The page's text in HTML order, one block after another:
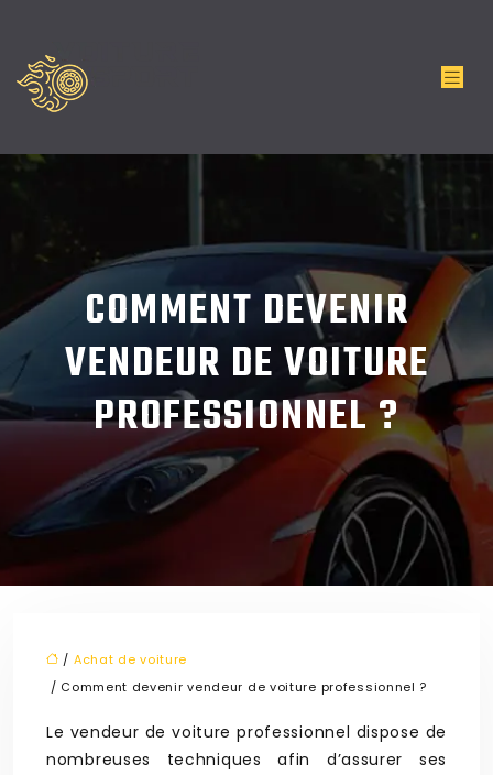
COMMENT DEVENIR
VENDEUR DE VOITURE
PROFESSIONNEL ?
/ Achat de voiture
/ Comment devenir vendeur de voiture professionnel ?
Le vendeur de voiture professionnel dispose de
nombreuses techniques afin d’assurer ses